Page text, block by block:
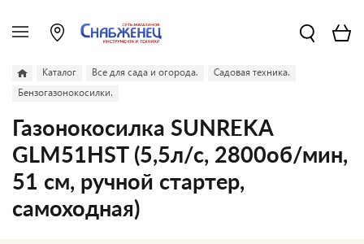
Каталог Все для сада и огорода.
Садовая техника.
Бензогазонокосилки.
Газонокосилка SUNREKA
GLM51HST (5,5л/с, 2800об/мин,
51 см, ручной стартер,
самоходная)